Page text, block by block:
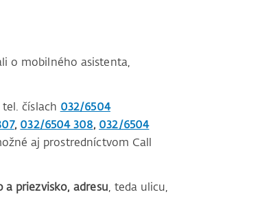
o mobilného asistenta,
číslach 032/6504
, 032/6504 308, 032/6504
aj prostredníctvom Call
a priezvisko, adresu, teda ulicu,